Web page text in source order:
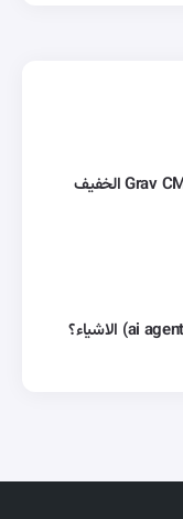
تحميل مباشر لسكربت Grav CMS الخفيف